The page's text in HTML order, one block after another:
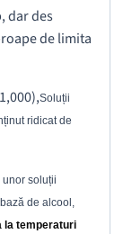
dar des
de limita
Soluții
ridicat de
unor soluții
de alcool,
la temperaturi